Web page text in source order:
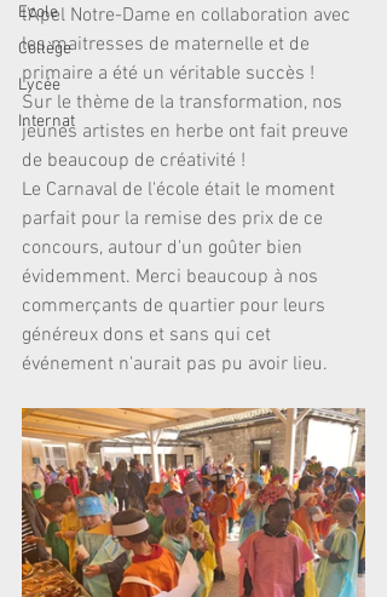
Ecole
Collège
Lycée
Internat
l'Apel Notre-Dame en collaboration avec
les maitresses de maternelle et de
primaire a été un véritable succès !
Sur le thème de la transformation, nos
jeunes artistes en herbe ont fait preuve
de beaucoup de créativité !
Le Carnaval de l'école était le moment
parfait pour la remise des prix de ce
concours, autour d'un goûter bien
évidemment. Merci beaucoup à nos
commerçants de quartier pour leurs
généreux dons et sans qui cet
événement n'aurait pas pu avoir lieu.